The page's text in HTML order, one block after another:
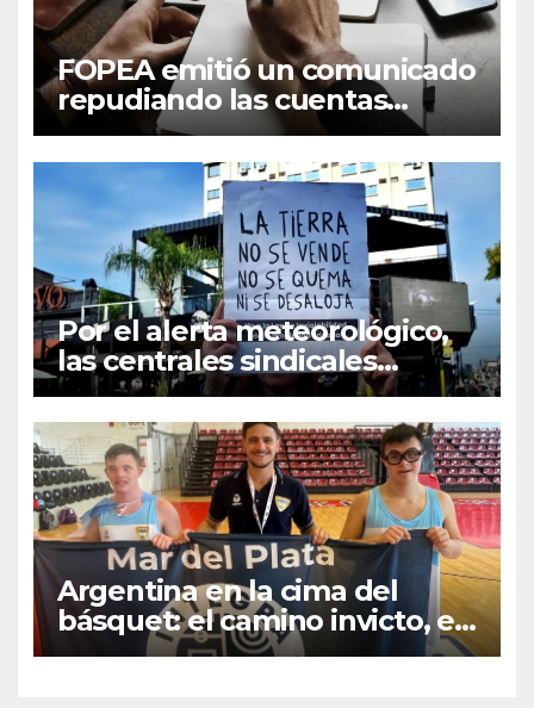
FOPEA emitió un comunicado
repudiando las cuentas
pseudo periodísticas de
Instagram en Mar del Plata
Por el alerta meteorológico,
las centrales sindicales
suspendieron la convocatoria
contra la Ley de Tierras en
Mar del Plata
Argentina en la cima del
básquet: el camino invicto, el
esfuerzo familiar y la jugada